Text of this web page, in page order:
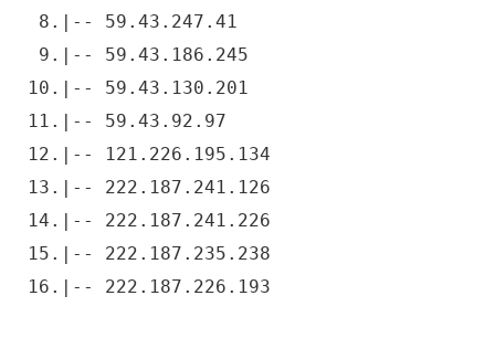
8.|-- 59.43.247.41
9.|-- 59.43.186.245
10.|-- 59.43.130.201
11.|-- 59.43.92.97
12.|-- 121.226.195.134
13.|-- 222.187.241.126
14.|-- 222.187.241.226
15.|-- 222.187.235.238
16.|-- 222.187.226.193